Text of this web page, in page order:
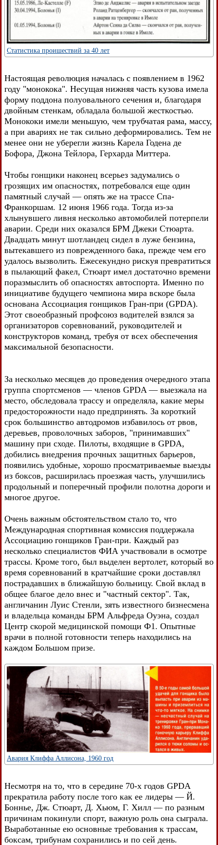
Статистика проишествий за 40 лет
Настоящая революция началась с появлением в 1962
году "монокока". Несущая нижняя часть кузова имела
форму поддона полуовального сечения и, благодаря
двойным стенкам, обладала большой жесткостью.
Монококи имели меньшую, чем трубчатая рама, массу,
а при авариях не так сильно деформировались. Тем не
менее они не уберегли жизнь Карела Годена де
Бофора, Джона Тейлора, Герхарда Миттера.
Чтобы гонщики наконец всерьез задумались о
грозящих им опасностях, потребовался еще один
памятный случай — опять же на трассе Спа-
Франкоршам. 12 июня 1966 года. Тогда из-за
хлынувшего ливня несколько автомобилей потерпели
аварии. Среди них оказался БРМ Джеки Стюарта.
Двадцать минут шотландец сидел в луже бензина,
вытекавшего из поврежденного бака, прежде чем его
удалось вызволить. Ежесекундно рискуя превратиться
в пылающий факел, Стюарт имел достаточно времени
поразмыслить об опасностях автоспорта. Именно по
инициативе будущего чемпиона мира вскоре была
основана Ассоциация гонщиков Гран-при (GPDA).
Этот своеобразный профсоюз водителей взялся за
организаторов соревнований, руководителей и
конструкторов команд, требуя от всех обеспечения
максимальной безопасности.
За несколько месяцев до проведения очередного этапа
группа спортсменов — членов GPDA — выезжала на
место, обследовала трассу и определяла, какие меры
предосторожности надо предпринять. За короткий
срок большинство автодромов избавилось от рвов,
деревьев, проволочных заборов, "принимавших"
машину при сходе. Пилоты, входящие в GPDA,
добились внедрения прочных защитных барьеров,
появились удобные, хорошо просматриваемые выезды
из боксов, расширилась проезжая часть, улучшились
продольный и поперечный профили полотна дороги и
многое другое.
Очень важным обстоятельством стало то, что
Международная спортивная комиссия поддержала
Ассоциацию гонщиков Гран-при. Каждый раз
несколько специалистов ФИА участвовали в осмотре
трассы. Кроме того, был выделен вертолет, который во
время соревнований в кратчайшие сроки доставлял
пострадавших в ближайшую больницу. Свой вклад в
общее благое дело внес и "частный сектор". Так,
англичанин Луис Стенли, зять известного бизнесмена
и владельца команды БРМ Альфреда Оуэна, создал
Центр скорой медицинской помощи Ф1. Опытные
врачи в полной готовности теперь находились на
каждом Большом призе.
Авария Клиффа Аллисона, 1960 год
Несмотря на то, что в середине 70-х годов GPDA
прекратила работу после того как ее лидеры — Й.
Боннье, Дж. Стюарт, Д. Хьюм, Г. Хилл — по разным
причинам покинули спорт, важную роль она сыграла.
Выработанные ею основные требования к трассам,
боксам, трибунам сохранились и по сей день.